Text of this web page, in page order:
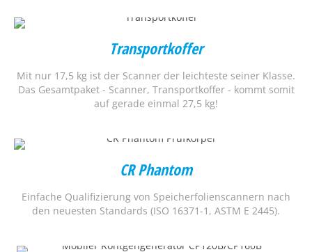
Transportkoffer
Mit nur 17,5 kg ist der Scanner der leichteste seiner Klasse.
Das Gesamtpaket - Scanner, Transportkoffer - kommt somit
auf gerade einmal 27,5 kg!
CR Phantom
Einfache Qualifizierung von Speicherfolienscannern nach
den neuesten Standards (ISO 16371-1, ASTM E 2445).